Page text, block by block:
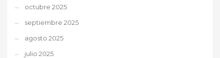
octubre 2025
septiembre 2025
agosto 2025
julio 2025